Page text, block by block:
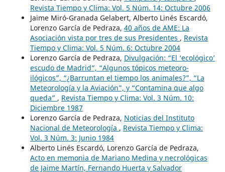
Revista Tiempo y Clima: Vol. 5 Núm. 14: Octubre 2006
Jaime Miró-Granada Gelabert, Alberto Linés Escardó,
Lorenzo García de Pedraza, 40 años de AME: La
Asociación vista por tres de sus Presidentes , Revista
Tiempo y Clima: Vol. 5 Núm. 6: Octubre 2004
Lorenzo García de Pedraza, Divulgación: “El ‘ecológico’
escudo de Madrid”, “Algunos tópicos meteoro-
ilógicos”, “¿Barruntan el tiempo los animales?”, “La
Meteorología y la Aviación”, y “Contamina que algo
queda” , Revista Tiempo y Clima: Vol. 3 Núm. 10:
Diciembre 1987
Lorenzo García de Pedraza, Noticias del Instituto
Nacional de Meteorología , Revista Tiempo y Clima:
Vol. 3 Núm. 3: Junio 1984
Alberto Linés Escardó, Lorenzo García de Pedraza,
Acto en memonia de Mariano Medina y necrológicas
de Jaime Martín, Fernando Huerta y Salvador